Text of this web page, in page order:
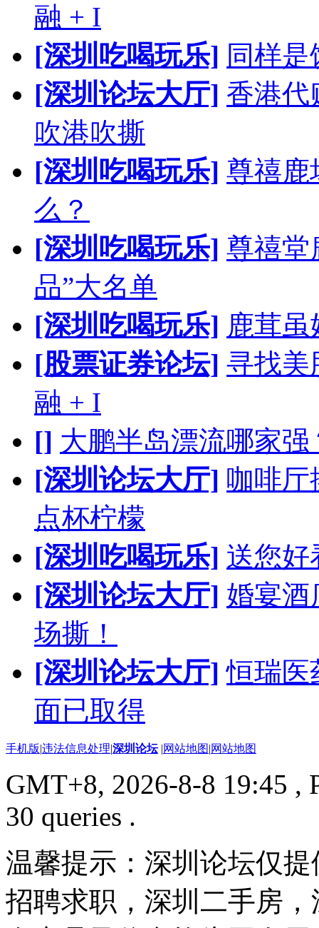
融 + I
[深圳吃喝玩乐] 同样
[深圳论坛大厅] 香港代
吹港吹撕
[深圳吃喝玩乐] 尊禧鹿
么？
[深圳吃喝玩乐] 尊禧堂
品”大名单
[深圳吃喝玩乐] 鹿茸
[股票证券论坛] 寻找美
融 + I
[] 大鹏半岛漂流哪家
[深圳论坛大厅] 咖啡厅
点杯柠檬
[深圳吃喝玩乐] 送您好
[深圳论坛大厅] 婚宴酒
场撕！
[深圳论坛大厅] 恒瑞医
面已取得
手机版|违法信息处理|深圳论坛 |网站地图|网站地图
GMT+8, 2026-8-8 19:45 ,
30 queries .
温馨提示：深圳论坛仅
招聘求职，深圳二手房